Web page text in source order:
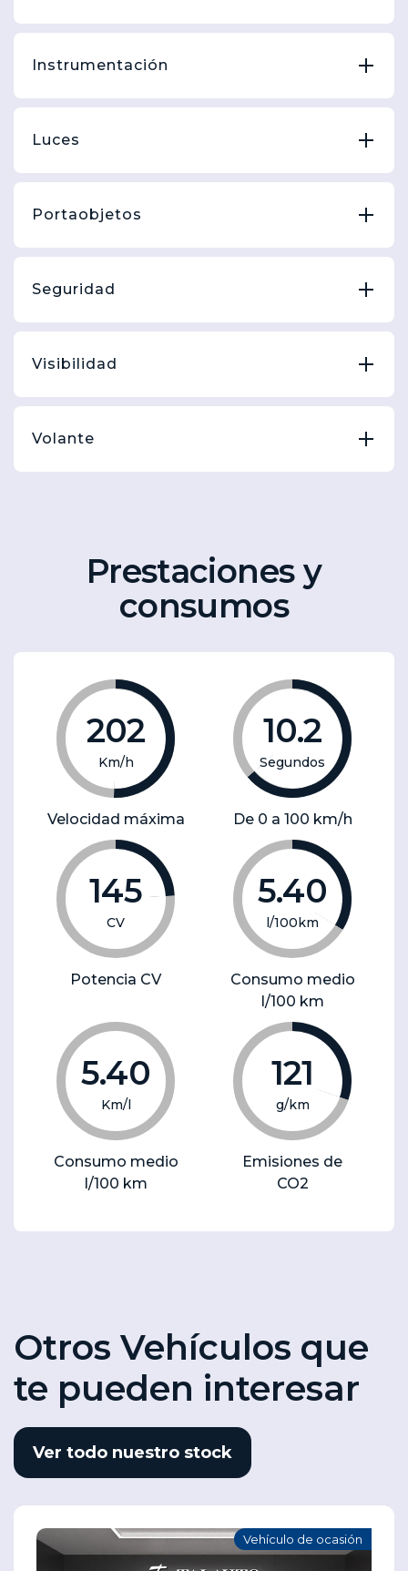
Instrumentación
Luces
Portaobjetos
Seguridad
Visibilidad
Volante
Prestaciones y
consumos
202
Km/h
Velocidad máxima
10.2
Segundos
De 0 a 100 km/h
145
CV
Potencia CV
5.40
l/100km
Consumo medio
l/100 km
5.40
Km/l
Consumo medio
l/100 km
121
g/km
Emisiones de
CO2
Otros Vehículos que
te pueden interesar
Ver todo nuestro stock
Vehículo de ocasión